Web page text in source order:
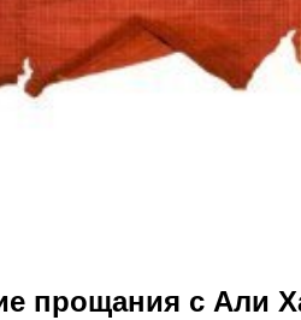
прощания с Али